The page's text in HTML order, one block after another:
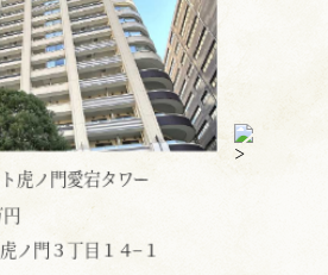
タワー
南３丁目９−３３